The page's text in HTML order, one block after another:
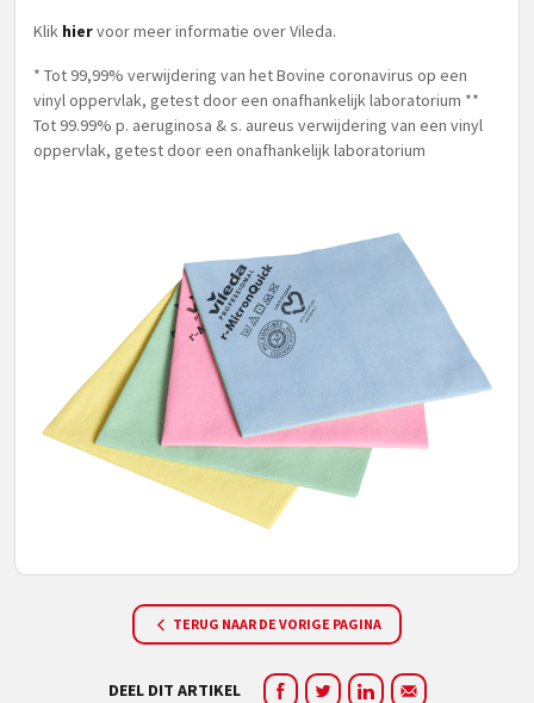
Klik hiervoor meer informatie over Vileda.
* Tot 99,99% verwijdering van het Bovine coronavirus op een
vinyl oppervlak, getest door een onafhankelijk laboratorium **
Tot 99.99% p. aeruginosa & s. aureus verwijdering van een vinyl
oppervlak, getest door een onafhankelijk laboratorium
TERUG NAAR DE VORIGE PAGINA
DEEL DIT ARTIKEL